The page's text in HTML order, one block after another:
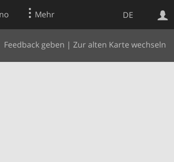
DE
Mehr
Feedback geben | Zur alten Karte wechseln
Websuche